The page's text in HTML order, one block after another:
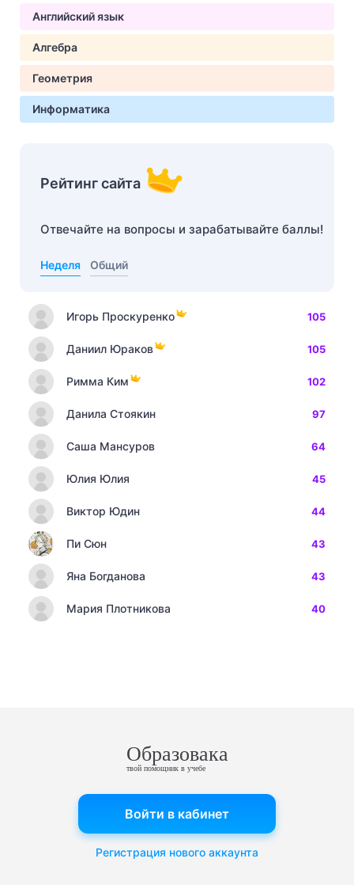
Английский язык
Алгебра
Геометрия
Информатика
Рейтинг сайта
Отвечайте на вопросы и зарабатывайте баллы!
Неделя Общий
Игорь Проскуренко 105
Даниил Юраков 105
Римма Ким 102
Данила Стоякин 97
Саша Мансуров 64
Юлия Юлия 45
Виктор Юдин 44
Пи Сюн 43
Яна Богданова 43
Мария Плотникова 40
Образовака
твой помощник в учебе
Войти в кабинет
Регистрация нового аккаунта